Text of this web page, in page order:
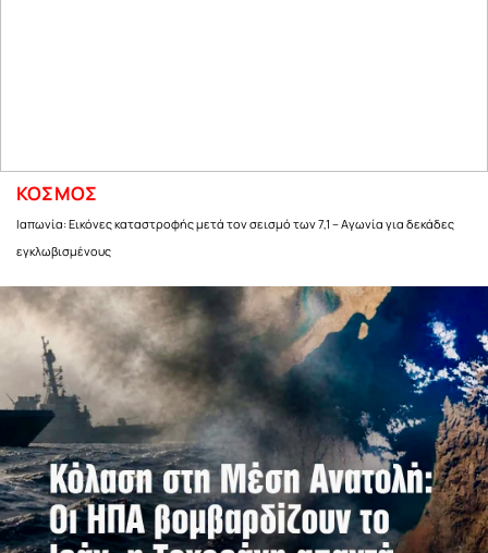
ΚΟΣΜΟΣ
Ιαπωνία: Εικόνες καταστροφής μετά τον σεισμό των 7,1 – Αγωνία για δεκάδες
εγκλωβισμένους